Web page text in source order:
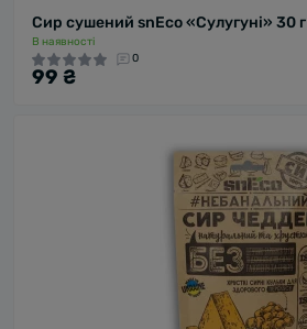
Сир сушений snEco «Сулугуні» 30 г
В наявності
0
99 ₴